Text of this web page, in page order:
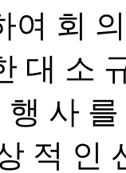
여 회
대 소
사
적 인